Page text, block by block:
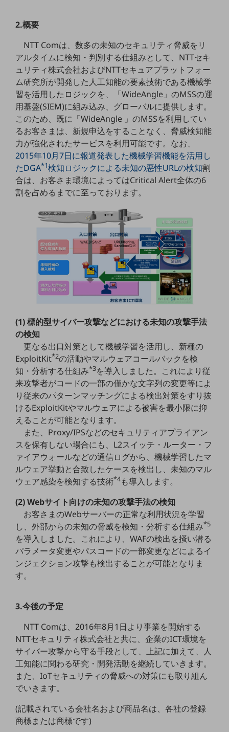
業務支援・マーケティング
災害対策・BCP
課題・ニーズで探す
課題・ニーズで探すTOP
コミュニケーション・情報共有
マーケティング
業務効率化
災害対策
職場環境整備
地域共創・地方創生
セキュリティ対策
自動化・省電化
人材不足解消
業種・業態で探す
業種・業態で探すTOP
一次産業
医療・介護
モビリティ
製造・建設業
小売業
キーワードで探す
モバイルTOP
法人向けスマホ・携帯に関する、
製品
製品TOP
ビジネス向けスマートフォン
タフネススマートフォン
データ通信製品
5G対応ホームルーター
通信モジュール製品
衛星携帯電話
IOT完了済みメーカーブランド製品
料金
料金TOP
ドコモBiz データ無制限 ドコモ MAX ドコモ mini ドコモBiz かけ放題
ケータイプラン
2.概要
NTT Comは、数多の未知のセキュリティ脅威をリ
アルタイムに検知・判別する仕組みとして、NTTセキ
ュリティ株式会社およびNTTセキュアプラットフォー
ム研究所が開発した人工知能の要素技術である機械学
習を活用したロジックを、「WideAngle」のMSSの運
用基盤(SIEM)に組み込み、グローバルに提供します。
このため、既に「WideAngle 」のMSSを利用してい
るお客さまは、新規申込をすることなく、脅威検知能
力が強化されたサービスを利用可能です。なお、
2015年10月7日に報道発表した機械学習機能を活用し
たDGA*1検知ロジックによる未知の悪性URLの検知割
合は、お客さま環境によってはCritical Alert全体の6
割を占めるまでに至っております。
(1) 標的型サイバー攻撃などにおける未知の攻撃手法
の検知
更なる出口対策として機械学習を活用し、新種の
ExploitKit*2の活動やマルウェアコールバックを検
知・分析する仕組み*3を導入しました。これにより従
来攻撃者がコードの一部の僅かな文字列の変更等によ
り従来のパターンマッチングによる検出対策をすり抜
けるExploitKitやマルウェアによる被害を最小限に抑
えることが可能となります。
また、Proxy/IPSなどのセキュリティアプライアン
スを保有しない場合にも、L2スイッチ・ルーター・フ
ァイアウォールなどの通信ログから、機械学習したマ
ルウェア挙動と合致したケースを検出し、未知のマル
ウェア感染を検知する技術*4も導入します。
(2) Webサイト向けの未知の攻撃手法の検知
お客さまのWebサーバーの正常な利用状況を学習
し、外部からの未知の脅威を検知・分析する仕組み*5
を導入しました。これにより、WAFの検出を掻い潜る
パラメータ変更やパスコードの一部変更などによるイ
ンジェクション攻撃も検出することが可能となりま
す。
3.今後の予定
NTT Comは、2016年8月1日より事業を開始する
NTTセキュリティ株式会社と共に、企業のICT環境を
サイバー攻撃から守る手段として、上記に加えて、人
工知能に関わる研究・開発活動を継続していきます。
また、IoTセキュリティの脅威への対策にも取り組ん
でいきます。
(記載されている会社名および商品名は、各社の登録
商標または商標です)